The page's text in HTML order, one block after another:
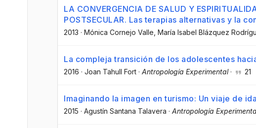
LA CONVERGENCIA DE SALUD Y
POSTSECULAR. Las terapias alternativas y la
2013 · Mónica Cornejo Valle , María Isabel Blázquez
La compleja transición de los adolescentes
2016 · Joan Tahull Fort · Antropología Experimental· 21
Imaginando la imagen en turismo: Un viaje de
2015 · Agustín Santana Talavera · Antropología